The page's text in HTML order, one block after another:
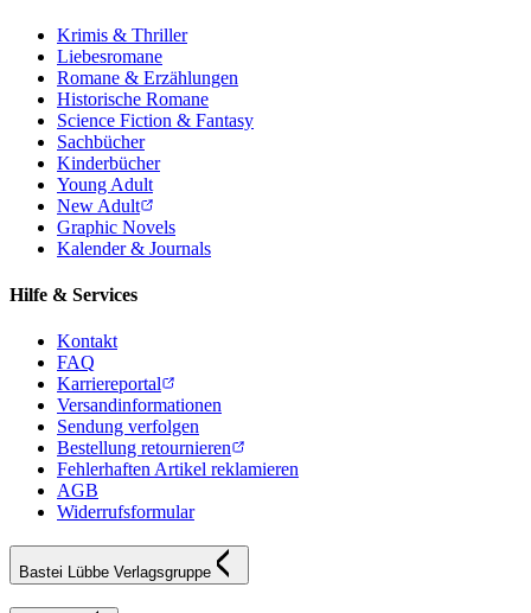
Krimis & Thriller
Liebesromane
Romane & Erzählungen
Historische Romane
Science Fiction & Fantasy
Sachbücher
Kinderbücher
Young Adult
New Adult
Graphic Novels
Kalender & Journals
Hilfe & Services
Kontakt
FAQ
Karriereportal
Versandinformationen
Sendung verfolgen
Bestellung retournieren
Fehlerhaften Artikel reklamieren
AGB
Widerrufsformular
Bastei Lübbe Verlagsgruppe